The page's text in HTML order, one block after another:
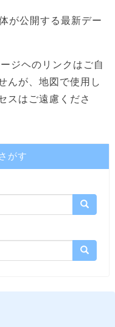
が公開する最新デー
ジヘのリンクはご自
んが、地図で使用し
スはご遠慮くださ
がす